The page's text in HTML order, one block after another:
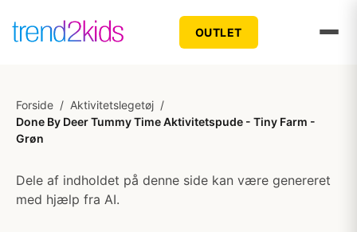
OUTLET
Forside / Aktivitetslegetøj /
Done By Deer Tummy Time Aktivitetspude - Tiny Farm -
Grøn
Dele af indholdet på denne side kan være genereret
med hjælp fra AI.